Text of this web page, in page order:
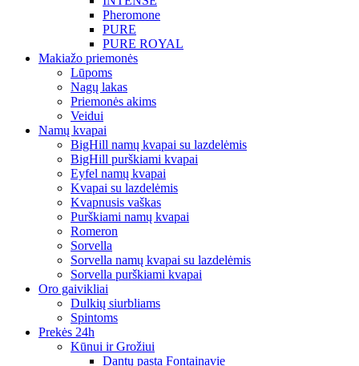
Pheromone
PURE
PURE ROYAL
Makiažo priemonės
Lūpoms
Nagų lakas
Priemonės akims
Veidui
Namų kvapai
BigHill namų kvapai su lazdelėmis
BigHill purškiami kvapai
Eyfel namų kvapai
Kvapai su lazdelėmis
Kvapnusis vaškas
Purškiami namų kvapai
Romeron
Sorvella
Sorvella namų kvapai su lazdelėmis
Sorvella purškiami kvapai
Oro gaivikliai
Dulkių siurbliams
Spintoms
Prekės 24h
Kūnui ir Grožiui
Dantų pasta Fontainavie